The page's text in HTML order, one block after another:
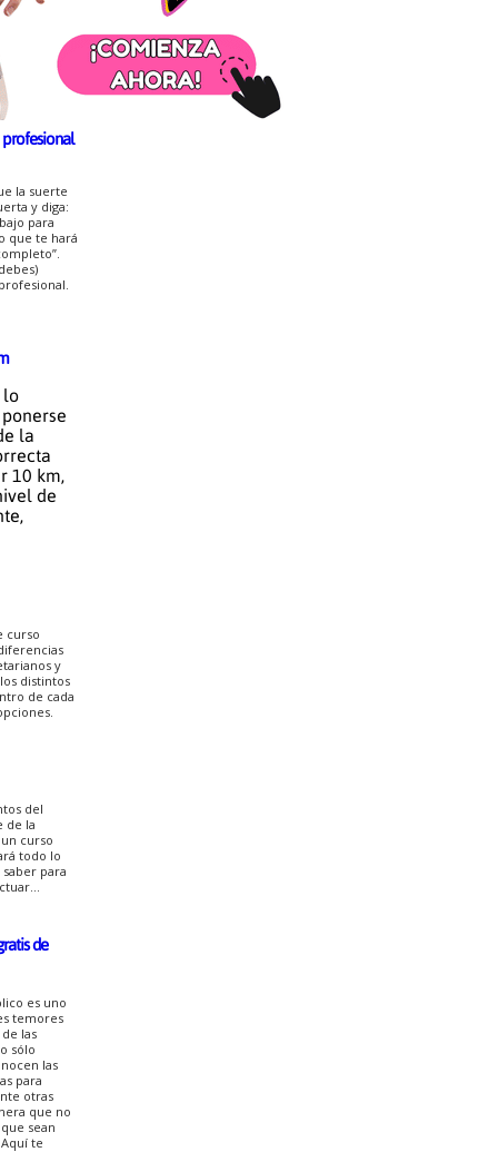
profesional
la suerte
y diga:
para
que te hará
lo
la
10 km,
de
curso
y
distintos
de cada
del
de la
curso
todo lo
para
de
es uno
temores
las
sólo
las
para
otras
que no
sean
te